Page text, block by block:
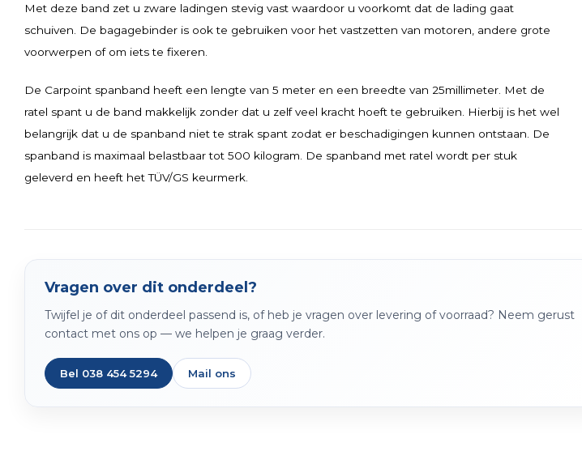
Met deze band zet u zware ladingen stevig vast waardoor u voorkomt dat de lading gaat
schuiven. De bagagebinder is ook te gebruiken voor het vastzetten van motoren, andere grote
voorwerpen of om iets te fixeren.
De Carpoint spanband heeft een lengte van 5 meter en een breedte van 25millimeter. Met de
ratel spant u de band makkelijk zonder dat u zelf veel kracht hoeft te gebruiken. Hierbij is het wel
belangrijk dat u de spanband niet te strak spant zodat er beschadigingen kunnen ontstaan. De
spanband is maximaal belastbaar tot 500 kilogram. De spanband met ratel wordt per stuk
geleverd en heeft het TÜV/GS keurmerk.
Vragen over dit onderdeel?
Twijfel je of dit onderdeel passend is, of heb je vragen over levering of voorraad? Neem gerust
contact met ons op — we helpen je graag verder.
Bel 038 454 5294 Mail ons